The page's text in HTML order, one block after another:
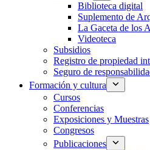
Biblioteca digital
Suplemento de
La Gaceta de los
Videoteca
Subsidios
Registro de propiedad
Seguro de
Formación y cultura
Cursos
Conferencias
Exposiciones y Muestras
Congresos
Publicaciones